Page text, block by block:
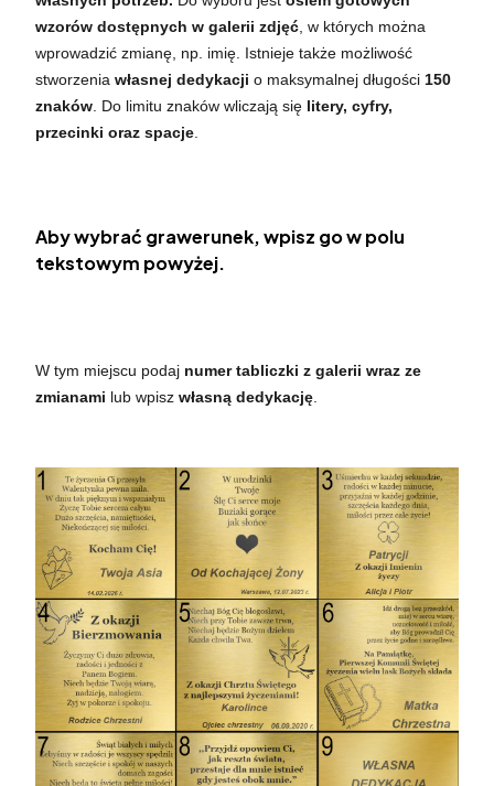
wzorów dostępnych w galerii zdjęć , w których można
wprowadzić zmianę, np. imię. Istnieje także możliwość
stworzenia własnej dedykacji o maksymalnej długości 150
znaków . Do limitu znaków wliczają się litery, cyfry,
przecinki oraz spacje
Aby wybrać grawerunek, wpisz go w polu
tekstowym powyżej.
W tym miejscu podaj numer tabliczki z galerii wraz ze
zmianami lub wpisz własną dedykację